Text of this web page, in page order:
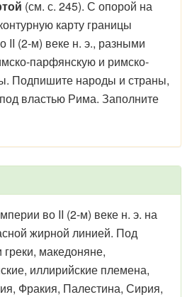
(см. с. 245). С опорой на
карту границы
II (2-м) веке н. э., разными
парфянскую и римско-
Подпишите народы и страны,
властью Рима. Заполните
во II (2-м) веке н. э. на
жирной линией. Под
македоняне,
иллирийские племена,
Фракия, Палестина, Сирия,